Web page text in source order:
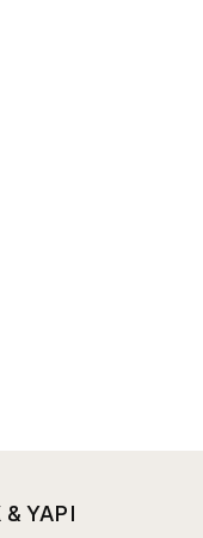
YAPI